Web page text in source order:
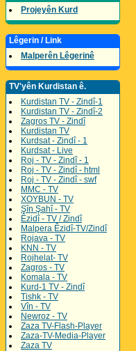
Projeyên Kurd
Lêgerin / Link
Malperên Lêgerinê
TV'yên Kurdistan ê.
Kurdistan TV - Zindî-1
Kurdistan TV - Zindî-2
Zagros TV - Zindî
Kurdistan TV
Kurdsat - Zindî - 1
Kurdsat - Live
Roj - TV - Zindî - 1
Roj - TV - Zindî - html
Roj - TV - Zindî - swf
MMC - TV
XOYBUN - TV
Şîn Şahî - TV
Êzidî - TV / Zindî
Malpera Êzidî-TV/Zindî
Rojava - TV
KNN - TV
Rojhelat- TV
Zagros - TV
Komala - TV
Kurd-1 TV - Zindî
Tishk - TV
Vîn - TV
Newroz - TV
Zaza TV-Flash-Player
Zaza-TV-Media-Player
Zaza TV